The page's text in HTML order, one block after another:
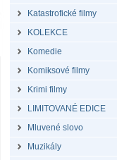
Katastrofické filmy
KOLEKCE
Komedie
Komiksové filmy
Krimi filmy
LIMITOVANÉ EDICE
Mluvené slovo
Muzikály